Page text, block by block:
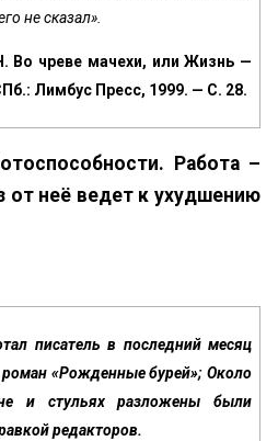
не сказал».
Во чреве мачехи, или Жизнь —
Лимбус Пресс, 1999. — С. 28.
Работа –
от неё ведет к ухудшению
писатель в последний месяц
«Рожденные бурей»; Около
и стульях разложе­ны были
редакторов.